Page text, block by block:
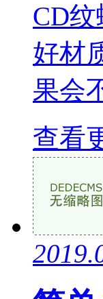
CD
好材
果会
查看